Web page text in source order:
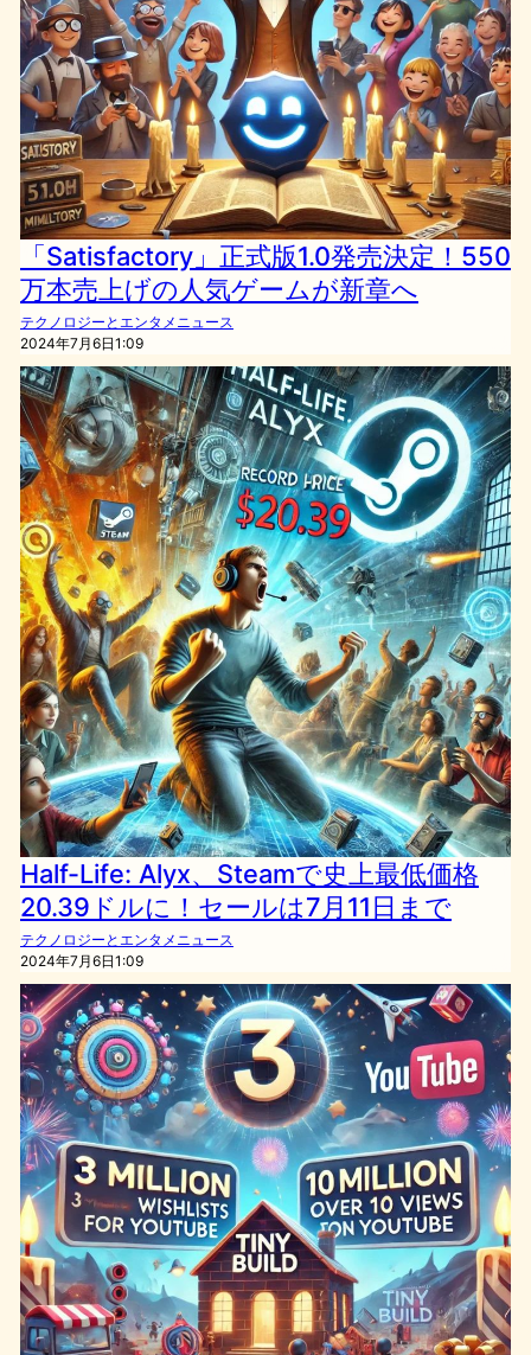
「Satisfactory」正式版1.0発売決定！550
万本売上げの人気ゲームが新章へ
テクノロジーとエンタメニュース
2024年7月6日1:09
Half-Life: Alyx、Steamで史上最低価格
20.39ドルに！セールは7月11日まで
テクノロジーとエンタメニュース
2024年7月6日1:09